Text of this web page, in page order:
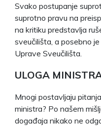
Svako postupanje
suprotno pravu na
na kritiku predstavlja
sveučilišta, a posebno
Uprave Sveučilišta.
ULOGA
Mnogi postavljaju
ministra? Po našem
događaja nikako ne